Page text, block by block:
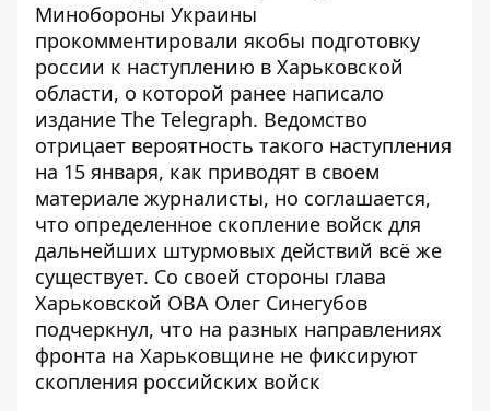
Минобороны Украины
прокомментировали якобы подготовку
россии к наступлению в Харьковской
области, о которой ранее написало
издание The Telegraph. Ведомство
отрицает вероятность такого наступления
на 15 января, как приводят в своем
материале журналисты, но соглашается,
что определенное скопление войск для
дальнейших штурмовых действий всё же
существует. Со своей стороны глава
Харьковской ОВА Олег Синегубов
подчеркнул, что на разных направлениях
фронта на Харьковщине не фиксируют
скопления российских войск